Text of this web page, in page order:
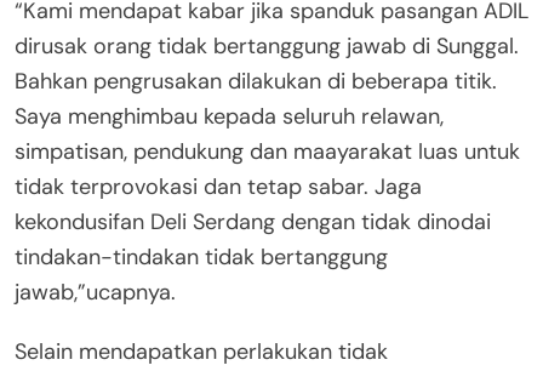
“Kami mendapat kabar jika spanduk pasangan ADIL
dirusak orang tidak bertanggung jawab di Sunggal.
Bahkan pengrusakan dilakukan di beberapa titik.
Saya menghimbau kepada seluruh relawan,
simpatisan, pendukung dan maayarakat luas untuk
tidak terprovokasi dan tetap sabar. Jaga
kekondusifan Deli Serdang dengan tidak dinodai
tindakan-tindakan tidak bertanggung
jawab,”ucapnya.
Selain mendapatkan perlakukan tidak